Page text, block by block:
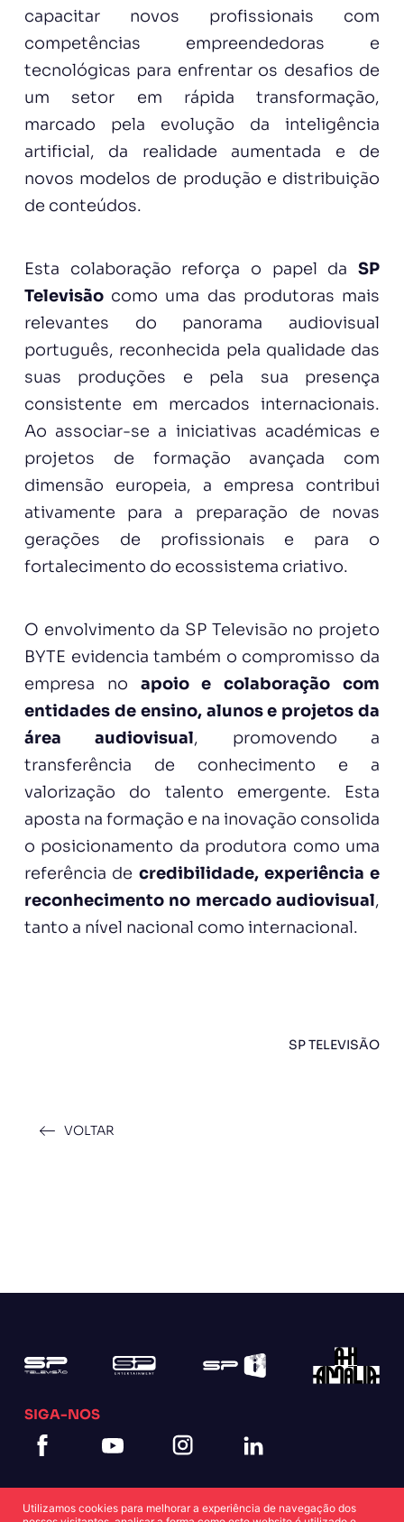
capacitar novos profissionais com
competências empreendedoras e
tecnológicas para enfrentar os desafios de
um setor em rápida transformação,
marcado pela evolução da inteligência
artificial, da realidade aumentada e de
novos modelos de produção e distribuição
de conteúdos.
Esta colaboração reforça o papel daSP
Televisãocomo uma das produtoras mais
relevantes do panorama audiovisual
português, reconhecida pela qualidade das
suas produções e pela sua presença
consistente em mercados internacionais.
Ao associar-se a iniciativas académicas e
projetos de formação avançada com
dimensão europeia, a empresa contribui
ativamente para a preparação de novas
gerações de profissionais e para o
fortalecimento do ecossistema criativo.
O envolvimento da SP Televisão no projeto
BYTE evidencia também o compromisso da
empresa no apoio e colaboração com
entidades de ensino, alunos e projetos da
área audiovisual, promovendo a
transferência de conhecimento e a
valorização do talento emergente. Esta
aposta na formação e na inovação consolida
o posicionamento da produtora como uma
referência de credibilidade, experiência e
reconhecimento no mercado audiovisual,
tanto a nível nacional como internacional.
SP TELEVISÃO
VOLTAR
SIGA-NOS
Utilizamos cookies para melhorar a experiência de navegação dos